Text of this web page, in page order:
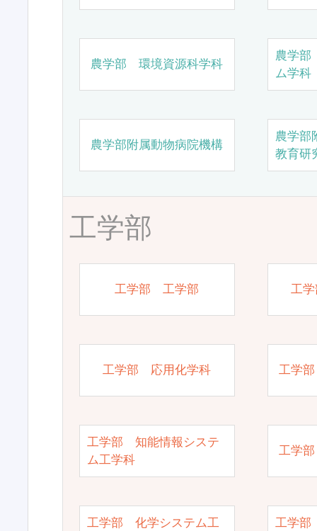
農学部 環境資源科学科
農学
ム学科
農学部附属動物病院機構
農学部
教育研
工学部
工学部 工学部 工
工学部 応用化学科 工学
工学部 知能情報システ
ム工学科
工学
工学部 化学システム工
工学部